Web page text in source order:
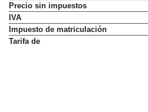
Precio sin impuestos
IVA
Impuesto de matriculación
Tarifa de